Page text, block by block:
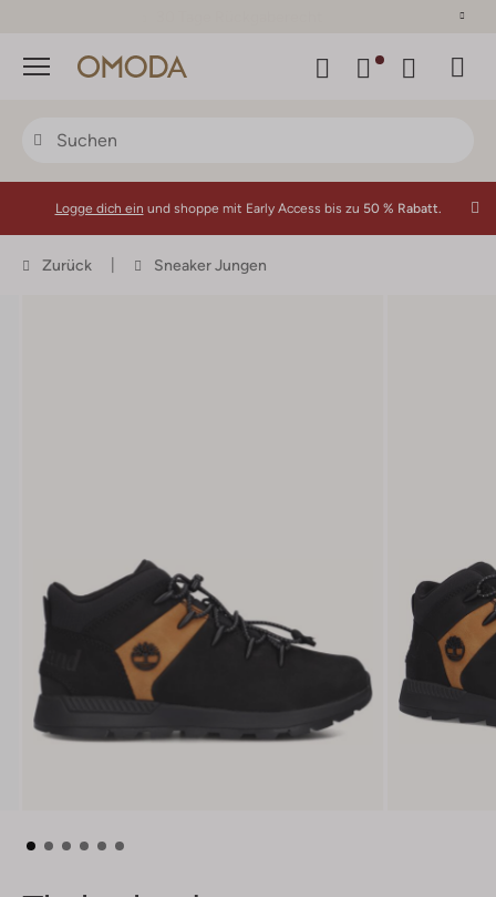
Menü
Logge dich ein und shoppe mit Early Access bis zu 50 % Rabatt.
Zurück Sneaker Jungen